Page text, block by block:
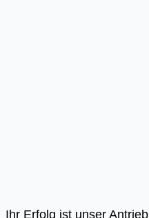
Ihr Erfolg ist unser Antrieb